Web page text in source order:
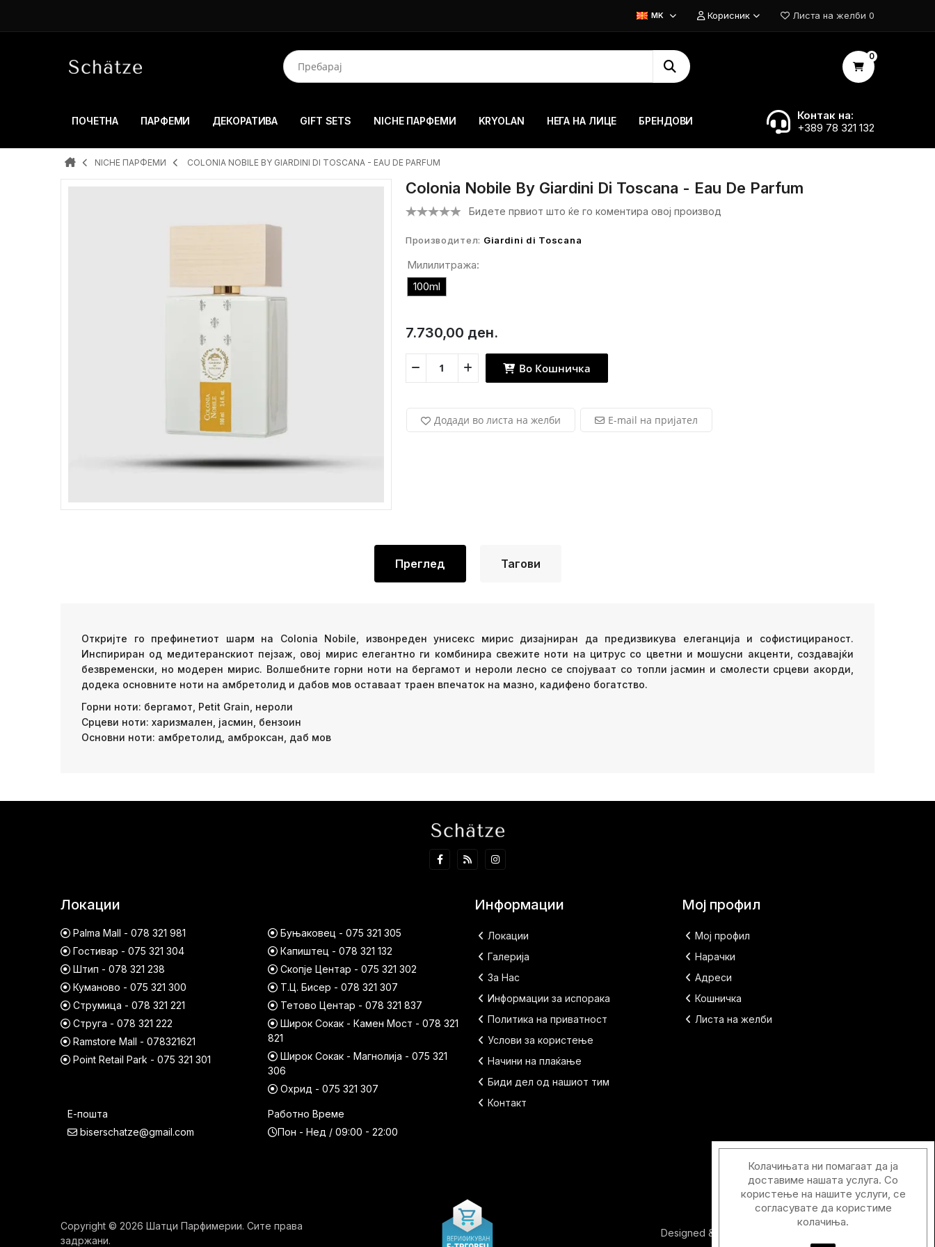
MK Корисник Листа на желби 0
0
ПОЧЕТНА ПАРФЕМИ ДЕКОРАТИВА GIFT SETS NICHE ПАРФЕМИ KRYOLAN НЕГА НА ЛИЦЕ БРЕНДОВИ
Контак на:
+389 78 321 132
NICHE ПАРФЕМИ COLONIA NOBILE BY GIARDINI DI TOSCANA - EAU DE PARFUM
Colonia Nobile By Giardini Di Toscana - Eau De Parfum
Бидете првиот што ќе го коментира овој производ
Производител: Giardini di Toscana
Милилитража:
100ml
7.730,00 ден.
Во Кошничка
Додади во листа на желби E-mail на пријател
Преглед Тагови
Откријте го префинетиот шарм на Colonia Nobile, извонреден унисекс мирис дизајниран да предизвикува елеганција и софистицираност.
Инспириран од медитеранскиот пејзаж, овој мирис елегантно ги комбинира свежите ноти на цитрус со цветни и мошусни акценти, создавајќи
безвременски, но модерен мирис. Волшебните горни ноти на бергамот и нероли лесно се спојуваат со топли јасмин и смолести срцеви акорди,
додека основните ноти на амбретолид и дабов мов оставаат траен впечаток на мазно, кадифено богатство.
Горни ноти: бергамот, Petit Grain, нероли
Срцеви ноти: харизмален, јасмин, бензоин
Основни ноти: амбретолид, амброксан, даб мов
Локации
Palma Mall - 078 321 981
Гостивар - 075 321 304
Штип - 078 321 238
Куманово - 075 321 300
Струмица - 078 321 221
Струга - 078 321 222
Ramstore Mall - 078321621
Point Retail Park - 075 321 301
Буњаковец - 075 321 305
Капиштец - 078 321 132
Скопје Центар - 075 321 302
Т.Ц. Бисер - 078 321 307
Тетово Центар - 078 321 837
Широк Сокак - Камен Мост - 078 321
821
Широк Сокак - Магнолија - 075 321
306
Охрид - 075 321 307
Е-пошта
biserschatze@gmail.com
Работно Време
Пон - Нед / 09:00 - 22:00
Информации
Локации
Галерија
За Нас
Информации за испорака
Политика на приватност
Услови за користење
Начини на плаќање
Биди дел од нашиот тим
Контакт
Мој профил
Мој профил
Нарачки
Адреси
Кошничка
Листа на желби
Copyright © 2026 Шатци Парфимерии. Сите права
задржани.
Designed & Developed with
Колачињата ни помагаат да ја
доставиме нашата услуга. Со
користење на нашите услуги, се
согласувате да користиме
колачиња.